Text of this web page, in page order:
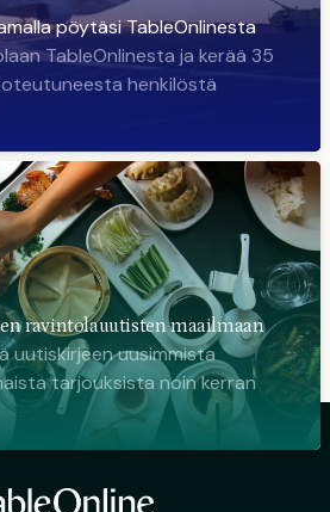
pöytäsi TableOnlinesta
TableOnlinesta ja kerää 35
henkilöstä
ravintolauutisten maailmaan
uutiskirjeen uusimmista
tarjouksista noin kerran